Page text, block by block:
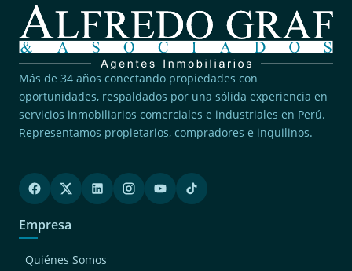
Más de 34 años conectando propiedades con
oportunidades, respaldados por una sólida experiencia en
servicios inmobiliarios comerciales e industriales en Perú.
Representamos propietarios, compradores e inquilinos.
Empresa
Quiénes Somos